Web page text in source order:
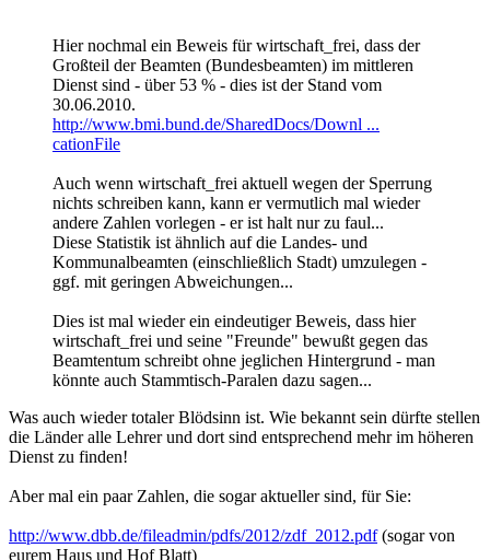
Hier nochmal ein Beweis für wirtschaft_frei, dass der
Großteil der Beamten (Bundesbeamten) im mittleren
Dienst sind - über 53 % - dies ist der Stand vom
30.06.2010.
http://www.bmi.bund.de/SharedDocs/Downl ...
cationFile
Auch wenn wirtschaft_frei aktuell wegen der Sperrung
nichts schreiben kann, kann er vermutlich mal wieder
andere Zahlen vorlegen - er ist halt nur zu faul...
Diese Statistik ist ähnlich auf die Landes- und
Kommunalbeamten (einschließlich Stadt) umzulegen -
ggf. mit geringen Abweichungen...
Dies ist mal wieder ein eindeutiger Beweis, dass hier
wirtschaft_frei und seine "Freunde" bewußt gegen das
Beamtentum schreibt ohne jeglichen Hintergrund - man
könnte auch Stammtisch-Paralen dazu sagen...
Was auch wieder totaler Blödsinn ist. Wie bekannt sein dürfte stellen
die Länder alle Lehrer und dort sind entsprechend mehr im höheren
Dienst zu finden!
Aber mal ein paar Zahlen, die sogar aktueller sind, für Sie:
http://www.dbb.de/fileadmin/pdfs/2012/zdf_2012.pdf(sogar von
eurem Haus und Hof Blatt)